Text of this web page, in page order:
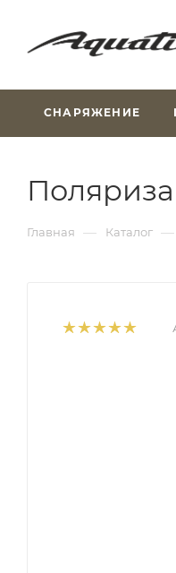
СНАРЯЖЕНИЕ
Главная — Каталог —